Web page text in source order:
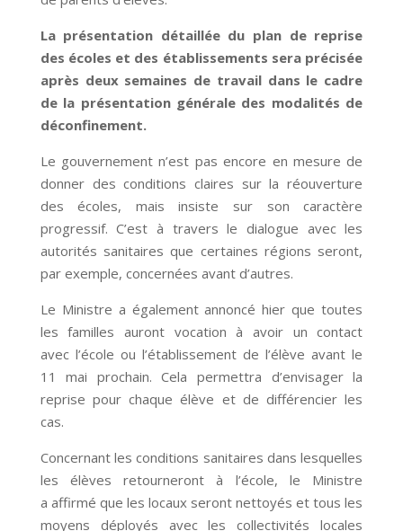
La présentation détaillée du plan de reprise
des écoles et des établissements sera précisée
après deux semaines de travail dans le cadre
de la présentation générale des modalités de
déconfinement.
Le gouvernement n’est pas encore en mesure de
donner des conditions claires sur la réouverture
des écoles, mais insiste sur son caractère
progressif. C’est à travers le dialogue avec les
autorités sanitaires que certaines régions seront,
par exemple, concernées avant d’autres.
Le Ministre a également annoncé hier que toutes
les familles auront vocation à avoir un contact
avec l’école ou l’établissement de l’élève avant le
11 mai prochain. Cela permettra d’envisager la
reprise pour chaque élève et de différencier les
cas.
Concernant les conditions sanitaires dans lesquelles
les élèves retourneront à l’école, le Ministre
a affirmé que les locaux seront nettoyés et tous les
moyens déployés avec les collectivités locales